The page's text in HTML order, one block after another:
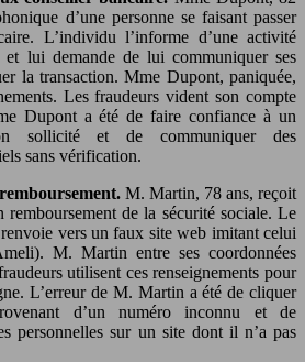
d’une personne se faisant passer
L’individu l’informe d’une activité
et lui demande de lui communiquer ses
la transaction. Mme Dupont, paniquée,
Les fraudeurs vident son compte
Dupont a été de faire confiance à un
sollicité et de communiquer des
sans vérification.
M. Martin, 78 ans, reçoit
de la sécurité sociale. Le
vers un faux site web imitant celui
M. Martin entre ses coordonnées
utilisent ces renseignements pour
L’erreur de M. Martin a été de cliquer
d’un numéro inconnu et de
personnelles sur un site dont il n’a pas